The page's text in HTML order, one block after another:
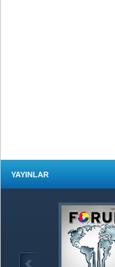
YAYINLAR